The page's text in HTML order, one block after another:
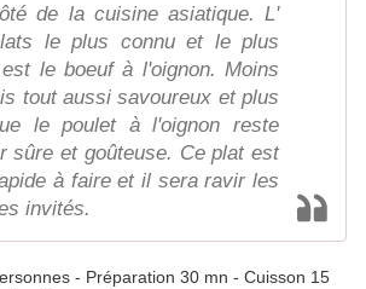
de la cuisine asiatique. L'
le plus connu et le plus
le boeuf à l'oignon. Moins
tout aussi savoureux et plus
le poulet à l'oignon reste
sûre et goûteuse. Ce plat est
à faire et il sera ravir les
invités.
- Préparation 30 mn - Cuisson 15